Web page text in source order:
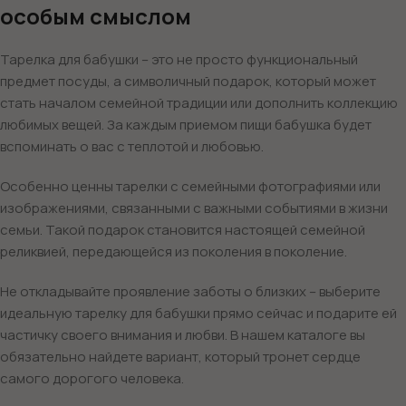
особым смыслом
Тарелка для бабушки – это не просто функциональный
предмет посуды, а символичный подарок, который может
стать началом семейной традиции или дополнить коллекцию
любимых вещей. За каждым приемом пищи бабушка будет
вспоминать о вас с теплотой и любовью.
Особенно ценны тарелки с семейными фотографиями или
изображениями, связанными с важными событиями в жизни
семьи. Такой подарок становится настоящей семейной
реликвией, передающейся из поколения в поколение.
Не откладывайте проявление заботы о близких – выберите
идеальную тарелку для бабушки прямо сейчас и подарите ей
частичку своего внимания и любви. В нашем каталоге вы
обязательно найдете вариант, который тронет сердце
самого дорогого человека.